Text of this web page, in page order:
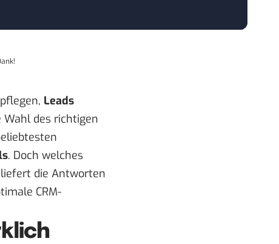
Leads
Wahl des richtigen
. Doch welches
die Antworten
CRM-